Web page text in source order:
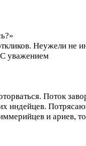
Неужели не
уважением
Поток
индейцев.
и ариев,